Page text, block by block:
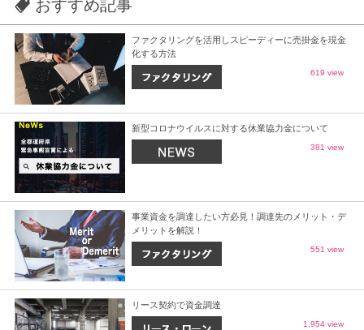
おすすめ記事
ファクタリングを活用しスピーディーに売掛金を現金
化する方法
619 view
新型コロナウイルスに対する休業協力金について
381 view
事業資金を調達したい方必見！調達先のメリット・デ
メリットを解説！
551 view
リース契約で資金調達
1,954 view